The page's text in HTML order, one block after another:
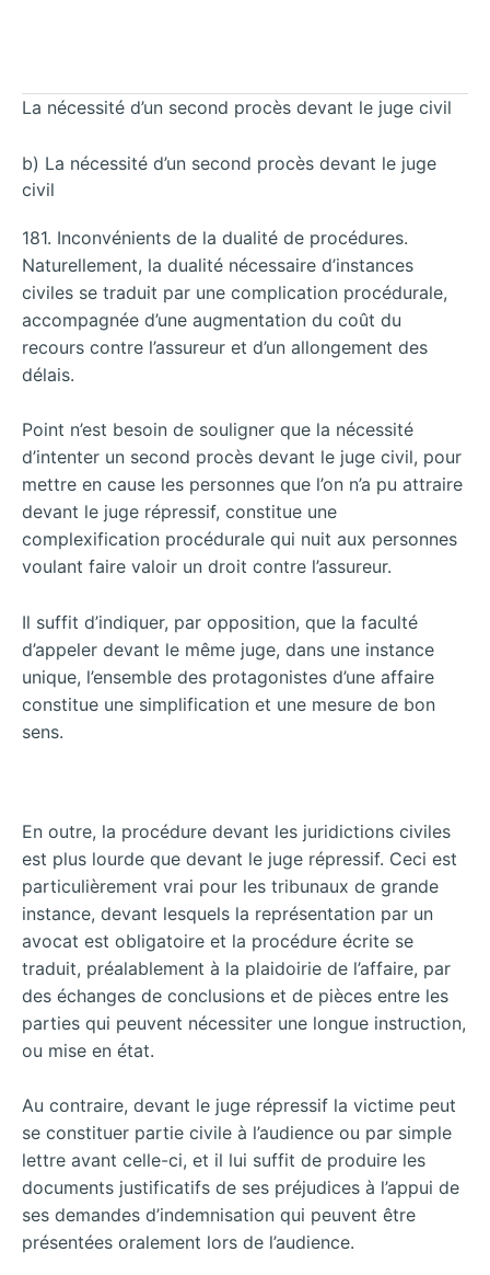
La nécessité d’un second procès devant le juge civil
b) La nécessité d’un second procès devant le juge
civil
181. Inconvénients de la dualité de procédures.
Naturellement, la dualité nécessaire d’instances
civiles se traduit par une complication procédurale,
accompagnée d’une augmentation du coût du
recours contre l’assureur et d’un allongement des
délais.
Point n’est besoin de souligner que la nécessité
d’intenter un second procès devant le juge civil, pour
mettre en cause les personnes que l’on n’a pu attraire
devant le juge répressif, constitue une
complexification procédurale qui nuit aux personnes
voulant faire valoir un droit contre l’assureur.
Il suffit d’indiquer, par opposition, que la faculté
d’appeler devant le même juge, dans une instance
unique, l’ensemble des protagonistes d’une affaire
constitue une simplification et une mesure de bon
sens.
En outre, la procédure devant les juridictions civiles
est plus lourde que devant le juge répressif. Ceci est
particulièrement vrai pour les tribunaux de grande
instance, devant lesquels la représentation par un
avocat est obligatoire et la procédure écrite se
traduit, préalablement à la plaidoirie de l’affaire, par
des échanges de conclusions et de pièces entre les
parties qui peuvent nécessiter une longue instruction,
ou mise en état.
Au contraire, devant le juge répressif la victime peut
se constituer partie civile à l’audience ou par simple
lettre avant celle-ci, et il lui suffit de produire les
documents justificatifs de ses préjudices à l’appui de
ses demandes d’indemnisation qui peuvent être
présentées oralement lors de l’audience.